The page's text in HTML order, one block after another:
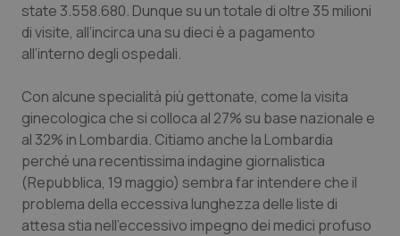
Friuli Venezia Giulia
Lazio
Liguria
Lombardia
Marche
Dermatite Atopica
Diabete & glucometri
Disturbi dell’umore
Dolore
Donna & Salute
state 3.558.680. Dunque su un totale di oltre 35 milioni
di visite, all’incirca una su dieci è a pagamento
all’interno degli ospedali.
Con alcune specialità più gettonate, come la visita
ginecologica che si colloca al 27% su base nazionale e
al 32% in Lombardia. Citiamo anche la Lombardia
perché una recentissima indagine giornalistica
(Repubblica, 19 maggio) sembra far intendere che il
problema della eccessiva lunghezza delle liste di
attesa stia nell’eccessivo impegno dei medici profuso